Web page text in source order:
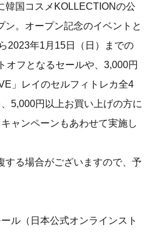
韓国コスメKOLLECTIONの公
ン。オープン記念のイベントと
2023年1月15日（日）までの
オフとなるセールや、3,000円
」レイのセルフィトレカ全4
5,000円以上お買い上げの方に
ャンペーンもあわせて実施し
る場合がございますので、予
（日本公式オンラインスト